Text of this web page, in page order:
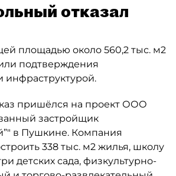
отказал
площадью около 560,2 тыс. м2
подтверждения
инфраструктурой.
пришёлся на проект ООО
застройщик
в Пушкине. Компания
338 тыс. м2 жилья, школу
детских сада, физкультурно-